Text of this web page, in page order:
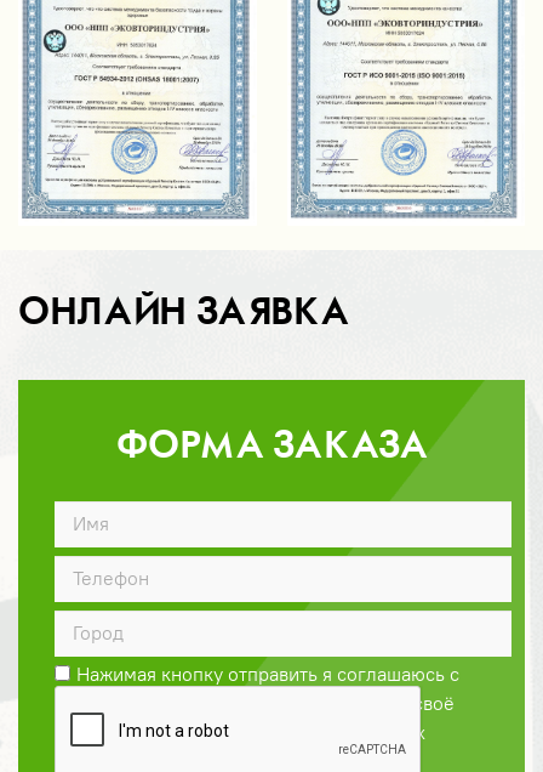
ОНЛАЙН ЗАЯВКА
ФОРМА ЗАКАЗА
Нажимая кнопку отправить я соглашаюсь с
и даю своё
согласие на обработку персональных